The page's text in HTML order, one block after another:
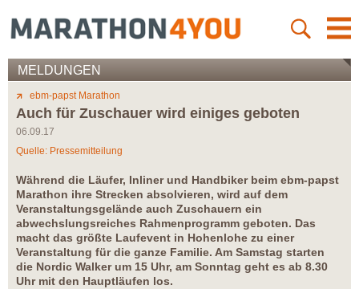
MELDUNGEN
ebm-papst Marathon
Auch für Zuschauer wird einiges geboten
06.09.17
Quelle: Pressemitteilung
Während die Läufer, Inliner und Handbiker beim ebm-papst
Marathon ihre Strecken absolvieren, wird auf dem
Veranstaltungsgelände auch Zuschauern ein
abwechslungsreiches Rahmenprogramm geboten. Das
macht das größte Laufevent in Hohenlohe zu einer
Veranstaltung für die ganze Familie. Am Samstag starten
die Nordic Walker um 15 Uhr, am Sonntag geht es ab 8.30
Uhr mit den Hauptläufen los.